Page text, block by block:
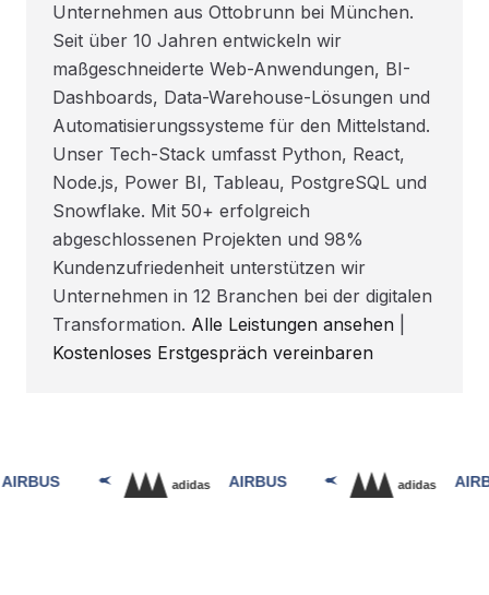
Unternehmen aus Ottobrunn bei München.
Seit über 10 Jahren entwickeln wir
maßgeschneiderte Web-Anwendungen, BI-
Dashboards, Data-Warehouse-Lösungen und
Automatisierungssysteme für den Mittelstand.
Unser Tech-Stack umfasst Python, React,
Node.js, Power BI, Tableau, PostgreSQL und
Snowflake. Mit 50+ erfolgreich
abgeschlossenen Projekten und 98%
Kundenzufriedenheit unterstützen wir
Unternehmen in 12 Branchen bei der digitalen
Transformation. Alle Leistungen ansehen
Kostenloses Erstgespräch vereinbaren